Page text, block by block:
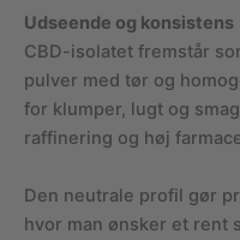
Udseende og konsistens
CBD-isolatet fremstår
pulver med tør og
for klumper, lugt og
raffinering og høj
Den neutrale profil gør
hvor man ønsker et rent